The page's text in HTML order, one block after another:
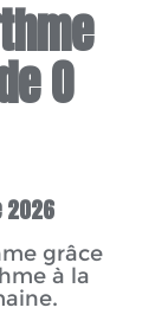
O
2026
grâce
à la